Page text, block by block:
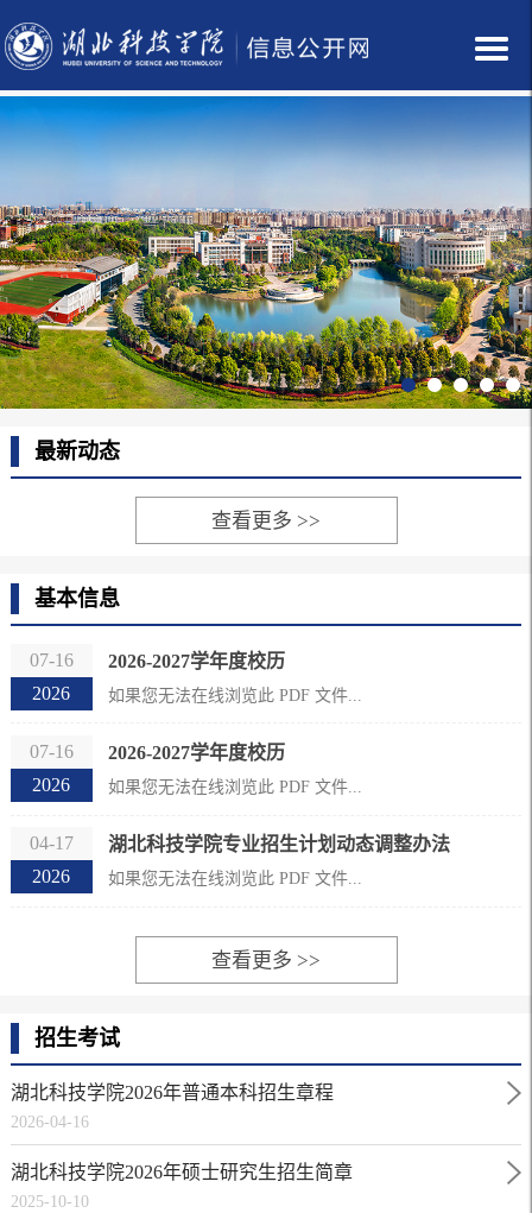
最新动态
查看更多 >>
基本信息
07-16
2026
2026-2027学年度校历
如果您无法在线浏览此 PDF 文件...
07-16
2026
2026-2027学年度校历
如果您无法在线浏览此 PDF 文件...
04-17
2026
湖北科技学院专业招生计划动态调整办法
如果您无法在线浏览此 PDF 文件...
查看更多 >>
招生考试
湖北科技学院2026年普通本科招生章程
2026-04-16
湖北科技学院2026年硕士研究生招生简章
2025-10-10